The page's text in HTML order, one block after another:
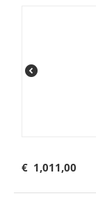
€ 1,011,00